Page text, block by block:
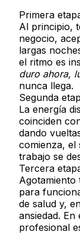
Primera
Al principio,
negocio,
largas
el ritmo es
duro ahora,
nunca llega.
Segunda
La energía
coinciden
dando
comienza, el
trabajo se
Tercera
Agotamiento
para
de salud y,
ansiedad.
profesional